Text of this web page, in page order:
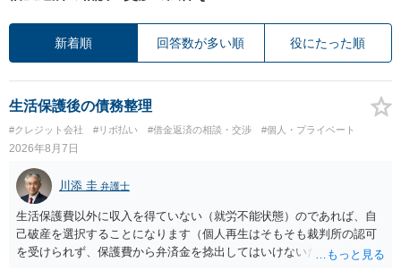
新着順 回答数が多い順 役にたった順
生活保護後の債務整理
#クレジット会社 #リボ払い #借金返済の相談・交渉 #個人・プライベート
2026年8月7日
川添 圭 弁護士
生活保護費以外に収入を得ていない（就労不能状態）のであれば、自
己破産を選択することになります（個人再生はそもそも裁判所の認可
を受けられず、保護費から弁済金を捻出してはいけないため任意整理